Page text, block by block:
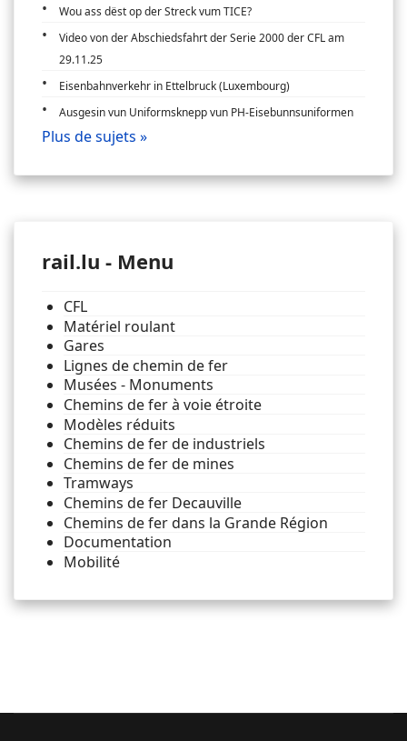
Wou ass dëst op der Streck vum TICE?
Video von der Abschiedsfahrt der Serie 2000 der CFL am
29.11.25
Eisenbahnverkehr in Ettelbruck (Luxembourg)
Ausgesin vun Uniformsknepp vun PH-Eisebunnsuniformen
Plus de sujets »
rail.lu - Menu
CFL
Matériel roulant
Gares
Lignes de chemin de fer
Musées - Monuments
Chemins de fer à voie étroite
Modèles réduits
Chemins de fer de industriels
Chemins de fer de mines
Tramways
Chemins de fer Decauville
Chemins de fer dans la Grande Région
Documentation
Mobilité